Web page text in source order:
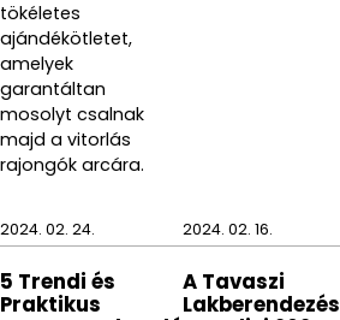
tökéletes
ajándékötletet,
amelyek
garantáltan
mosolyt csalnak
majd a vitorlás
rajongók arcára.
2024. 02. 24.
5 Trendi és
Praktikus
2024. 02. 16.
A Tavaszi
Lakberendezés